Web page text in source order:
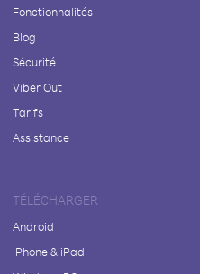
Fonctionnalités
Blog
Sécurité
Viber Out
Tarifs
Assistance
TÉLÉCHARGER
Android
iPhone & iPad